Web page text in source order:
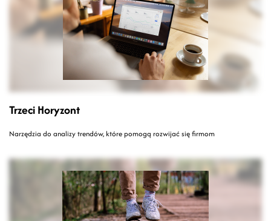
Trzeci Horyzont
Narzędzia do analizy trendów, które pomogą rozwijać się firmom